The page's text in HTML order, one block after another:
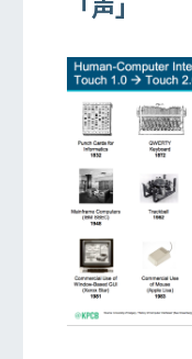
「声」